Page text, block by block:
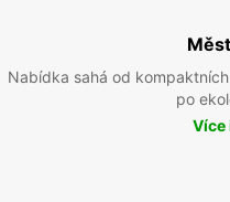
Nabídka sahá od
po
Více